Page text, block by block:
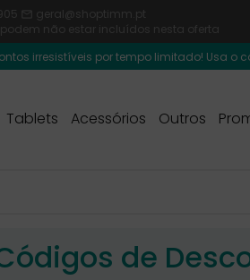
geral@shoptimm.pt
não estar incluídos nesta oferta
por tempo limitado! Usa o código
Tablets Acessórios Outros
de